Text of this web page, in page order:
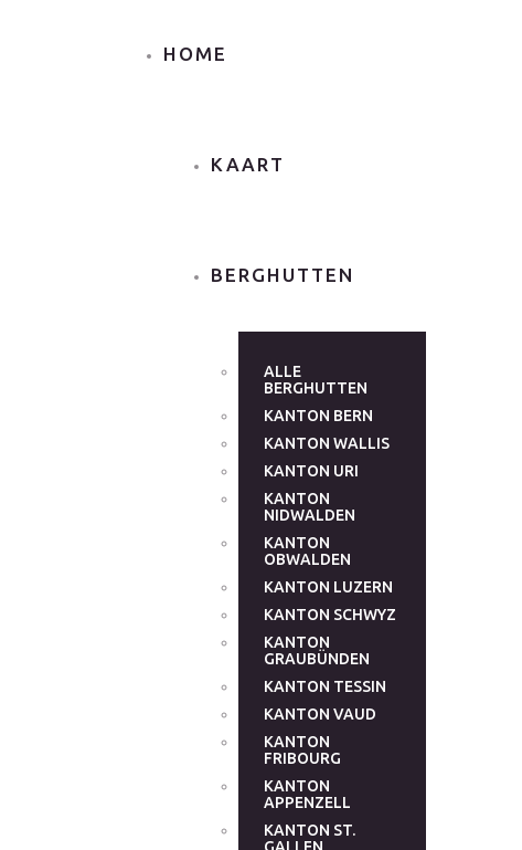
HOME
KAART
BERGHUTTEN
ALLE
BERGHUTTEN
KANTON BERN
KANTON WALLIS
KANTON URI
KANTON
NIDWALDEN
KANTON
OBWALDEN
KANTON LUZERN
KANTON SCHWYZ
KANTON
GRAUBÜNDEN
KANTON TESSIN
KANTON VAUD
KANTON
FRIBOURG
KANTON
APPENZELL
KANTON ST.